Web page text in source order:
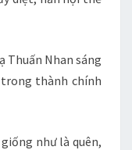
Thuấn Nhan sáng
thành chính
như là quên,